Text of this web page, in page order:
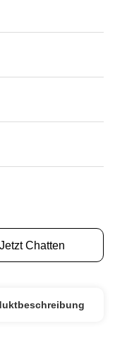
Jetzt Chatten